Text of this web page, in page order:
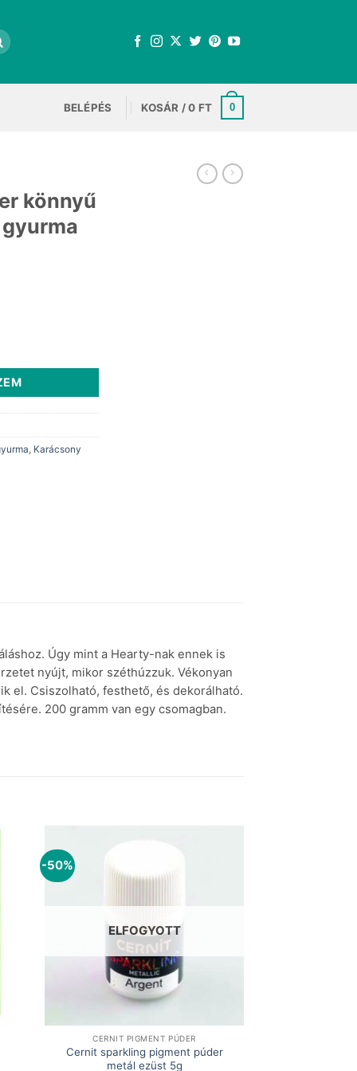
BELÉPÉS KOSÁR /0 FT 0
könnyű
Karácsony
Úgy mint a Hearty-nak ennek is
nyújt, mikor széthúzzuk. Vékonyan
el. Csiszolható, festhető, és dekorálható.
200 gramm van egy csomagban.
-50%
ELFOGYOTT
CERNIT PIGMENT PÚDER
Cernit sparkling pigment púder
metál ezüst 5g